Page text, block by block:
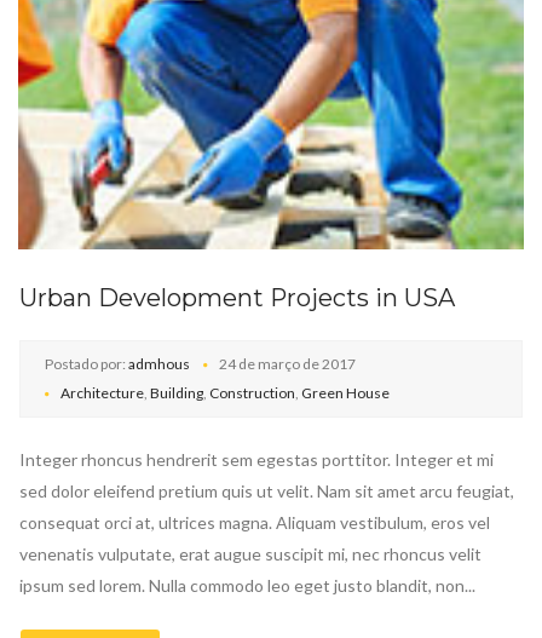
Urban Development Projects in USA
Postado por: admhous
24 de março de 2017
Architecture, Building, Construction, Green House
Integer rhoncus hendrerit sem egestas porttitor. Integer et mi
sed dolor eleifend pretium quis ut velit. Nam sit amet arcu feugiat,
consequat orci at, ultrices magna. Aliquam vestibulum, eros vel
venenatis vulputate, erat augue suscipit mi, nec rhoncus velit
ipsum sed lorem. Nulla commodo leo eget justo blandit, non...